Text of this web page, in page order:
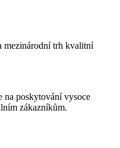
trh kvalitní
poskytování vysoce
zákazníkům.